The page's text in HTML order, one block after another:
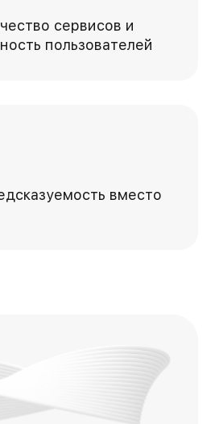
сервисов и
пользователей
вместо